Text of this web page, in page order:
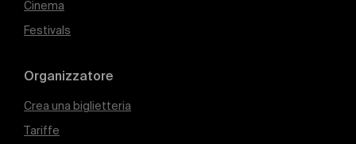
Cinema
Festivals
Organizzatore
Crea una biglietteria
Tariffe